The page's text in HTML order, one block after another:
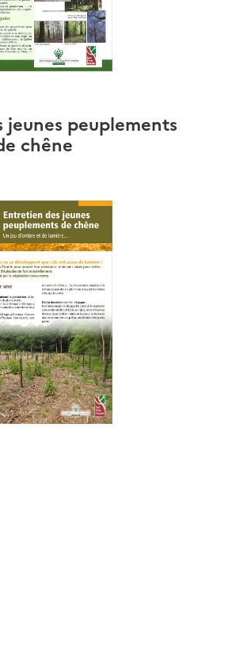
jeunes peuplements
chêne